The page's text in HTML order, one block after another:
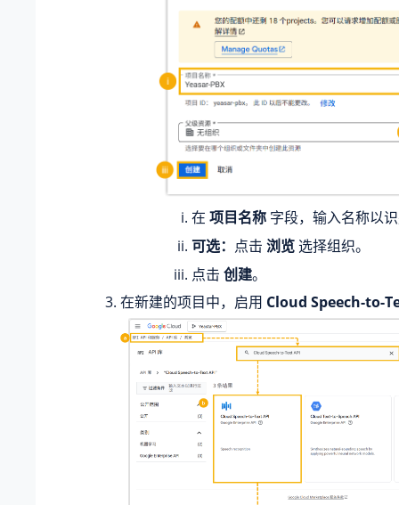
在 项目名称 字段，输入名称以
可选： 点击 浏览选择组织。
点击 创建。
在新建的项目中，启用 Cloud Speech-to-